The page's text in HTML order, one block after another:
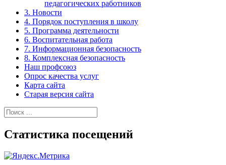
педагогических работников
3. Новости
4. Порядок поступления в школу
5. Программа деятельности
6. Воспитательная работа
7. Информационная безопасность
8. Комплексная безопасность
Наш профсоюз
Опрос качества услуг
Карта сайта
Старая версия сайта
Найти:
Статистика посещений